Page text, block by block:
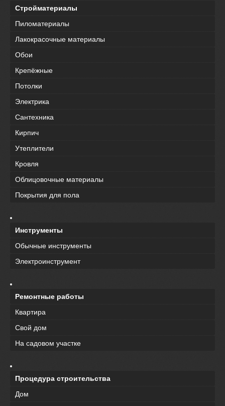
Стройматериалы
Пиломатериалы
Лакокрасочные материалы
Обои
Крепёжные
Потолки
Электрика
Сантехника
Кирпич
Утеплители
Кровля
Облицовочные материалы
Покрытия для пола
Инструменты
Обычные инструменты
Электроинструмент
Ремонтные работы
Квартира
Свой дом
На садовом участке
Процедура строительства
Дом